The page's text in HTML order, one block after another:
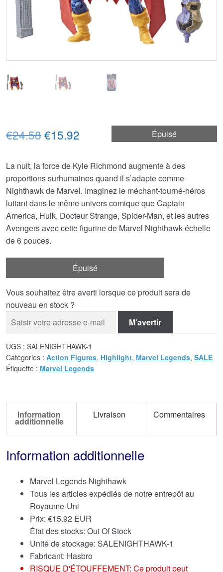
Épuisé
€24.58Le
initial
était :
€24.58.
€15.92
actuel
est :
€15.92.
La nuit, la force de Kyle Richmond augmente à des
proportions surhumaines quand il s’adapte comme
Nighthawk de Marvel. Imaginez le méchant-tourné-héros
luttant dans le même univers comique que Captain
America, Hulk, Docteur Strange, Spider-Man, et les autres
Avengers avec cette figurine de Marvel Nighthawk échelle
de 6 pouces.
Épuisé
Vous souhaitez être averti lorsque ce produit sera de
nouveau en stock ?
M’avertir
UGS : SALENIGHTHAWK-1
Catégories : Action Figures, Highlight, Marvel Legends, SALE
Étiquette : Marvel Legends
Information
additionnelle
Livraison Commentaires
Information additionnelle
Marvel Legends Nighthawk
Tous les articles expédiés de notre entrepôt au
Royaume-Uni
Prix: €15.92 EUR
État des stocks: Out Of Stock
Unité de stockage: SALENIGHTHAWK-1
Fabricant: Hasbro
RISQUE D'ÉTOUFFEMENT: Ce produit peut